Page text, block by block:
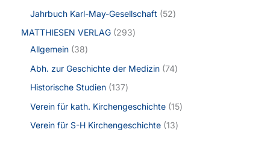
Jahrbuch Karl-May-Gesellschaft
52
MATTHIESEN VERLAG 293
Allgemein 38
Abh. zur Geschichte der Medizin 74
Historische Studien 137
Verein für kath. Kirchengeschichte 15
Verein für S-H Kirchengeschichte 13